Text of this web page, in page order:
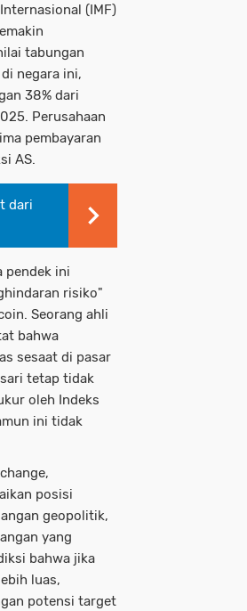
(IMF)
tabungan
negara ini,
38% dari
Perusahaan
pembayaran
AS.
dari
pendek ini
risiko"
Seorang ahli
bahwa
sesaat di pasar
tetap tidak
oleh Indeks
ini tidak
posisi
geopolitik,
yang
bahwa jika
luas,
potensi target